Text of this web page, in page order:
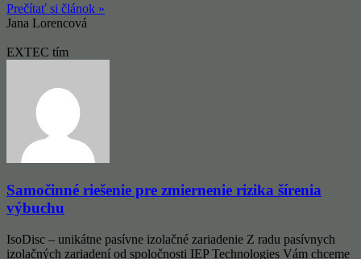
Prečítať si článok »
Jana Lorencová
EXTEC tím
Samočinné riešenie pre zmiernenie rizika šírenia
výbuchu
IsoDisc – unikátne pasívne izolačné zariadenie Z radu pasívnych
izolačných zariadení od spoločnosti IEP Technologies Vám chceme